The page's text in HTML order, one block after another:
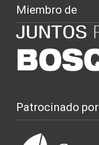
Miembro de
Patrocinado por